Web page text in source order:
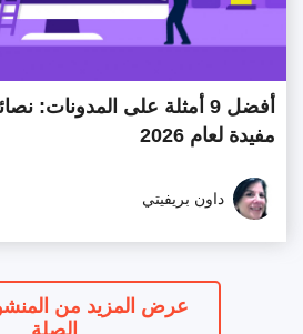
أفضل 9 أمثلة على المدونات:
مفيدة لعام 2026
داون بريفيتي
عرض المزيد من